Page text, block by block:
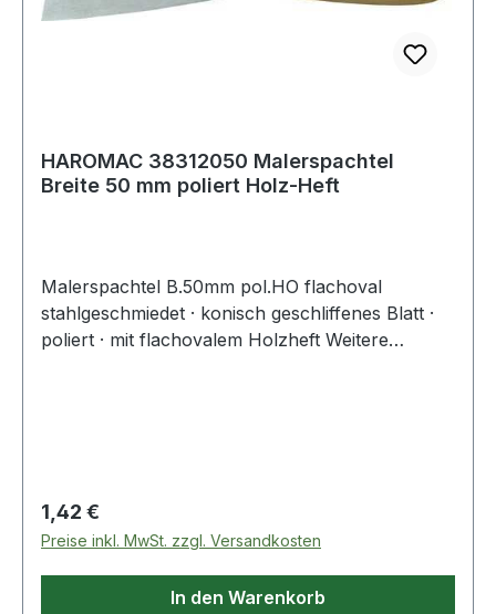
HAROMAC 38312050 Malerspachtel
Breite 50 mm poliert Holz-Heft
Malerspachtel B.50mm pol.HO flachoval
stahlgeschmiedet · konisch geschliffenes Blatt ·
poliert · mit flachovalem Holzheft Weitere
Regulärer Preis:
1,42 €
Preise inkl. MwSt. zzgl. Versandkosten
In den Warenkorb